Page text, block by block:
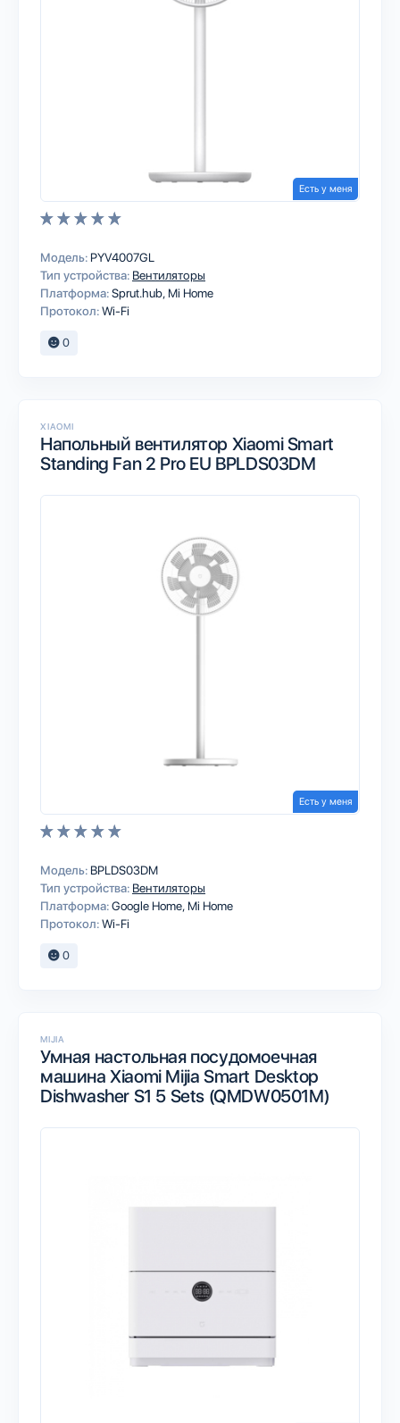
Есть у меня
Модель: PYV4007GL
Тип устройства: Вентиляторы
Платформа:Sprut.hub Mi Home
Протокол:Wi-Fi
0
XIAOMI
Напольный вентилятор Xiaomi Smart
Standing Fan 2 Pro EU BPLDS03DM
Есть у меня
Модель: BPLDS03DM
Тип устройства: Вентиляторы
Платформа:Google Home Mi Home
Протокол:Wi-Fi
0
MIJIA
Умная настольная посудомоечная
машина Xiaomi Mijia Smart Desktop
Dishwasher S1 5 Sets (QMDW0501M)